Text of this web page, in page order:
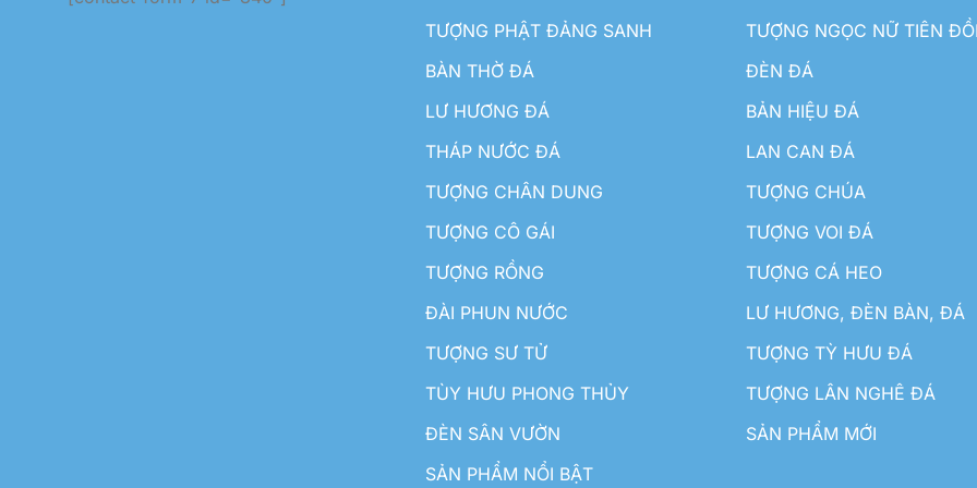
TƯỢNG PHẬT ĐẢNG SANH
TƯỢNG NGỌC NỮ TIÊN
BÀN THỜ ĐÁ
ĐÈN ĐÁ
LƯ HƯƠNG ĐÁ
BẢN HIỆU ĐÁ
THÁP NƯỚC ĐÁ
LAN CAN ĐÁ
TƯỢNG CHÂN DUNG
TƯỢNG CHÚA
TƯỢNG CÔ GÁI
TƯỢNG VOI ĐÁ
TƯỢNG RỒNG
TƯỢNG CÁ HEO
ĐÀI PHUN NƯỚC
LƯ HƯƠNG, ĐÈN BÀN, ĐÁ
TƯỢNG SƯ TỬ
TƯỢNG TỲ HƯU ĐÁ
TÙY HƯU PHONG THỦY
TƯỢNG LÂN NGHÊ ĐÁ
ĐÈN SÂN VƯỜN
SẢN PHẨM MỚI
SẢN PHẨM NỔI BẬT